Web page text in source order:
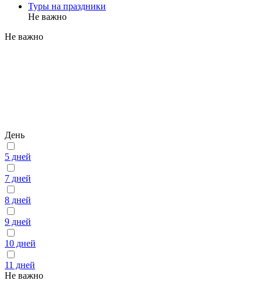
Туры на праздники
Не важно
Не важно
День
5 дней
7 дней
8 дней
9 дней
10 дней
11 дней
Не важно